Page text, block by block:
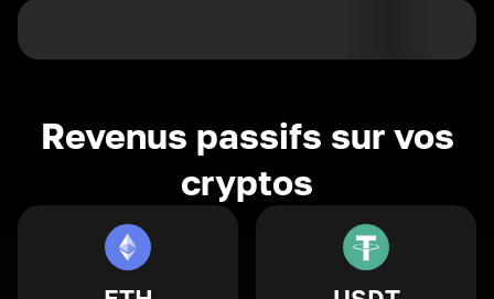
Revenus passifs sur vos
cryptos